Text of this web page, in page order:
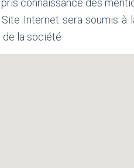
connaissance des
Internet sera soumis à
de la société